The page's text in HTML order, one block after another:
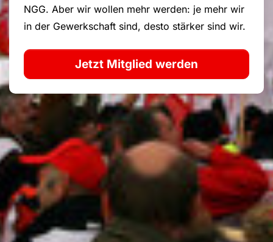
NGG. Aber wir wollen mehr werden: je mehr wir
in der Gewerkschaft sind, desto stärker sind wir.
Jetzt Mitglied werden